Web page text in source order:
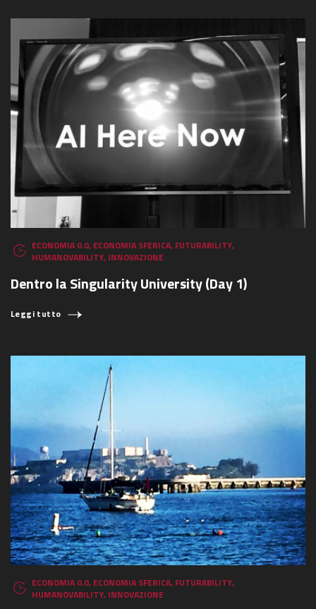
ECONOMIA 0.0, ECONOMIA SFERICA, FUTURABILITY,
HUMANOVABILITY, INNOVAZIONE
Dentro la Singularity University (Day 1)
Leggi tutto
ECONOMIA 0.0, ECONOMIA SFERICA, FUTURABILITY,
HUMANOVABILITY, INNOVAZIONE
COSA STAI CERCANDO?